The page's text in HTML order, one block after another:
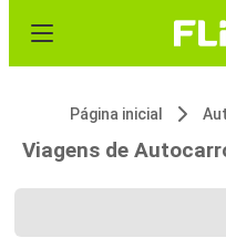
Página inicial
Viagens de